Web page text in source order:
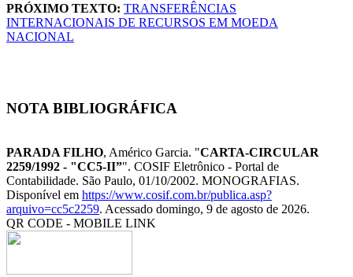
PRÓXIMO TEXTO: TRANSFERÊNCIAS
INTERNACIONAIS DE RECURSOS EM MOEDA
NACIONAL
NOTA BIBLIOGRÁFICA
PARADA FILHO, Américo Garcia. "CARTA-CIRCULAR
2259/1992 - "CC5-II”". COSIF Eletrônico - Portal de
Contabilidade. São Paulo, 01/10/2002. MONOGRAFIAS.
Disponível em https://www.cosif.com.br/publica.asp?
arquivo=cc5c2259. Acessado domingo, 9 de agosto de 2026.
QR CODE - MOBILE LINK